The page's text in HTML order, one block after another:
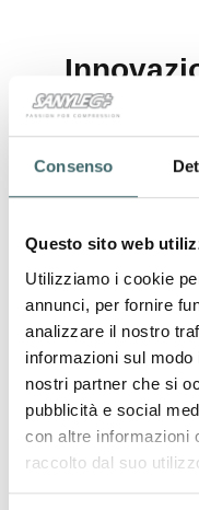
Consenso
Questo sito web
Utilizziamo i cookie
annunci, per fornire
analizzare il nostro
informazioni sul
nostri partner che si
pubblicità e social
con altre informazioni
raccolto dal suo
italiana
nella
graduata
alCPHI Frankfurt,
mondiale per
internazionale è
professionisti e
Dove
dove i visitatori